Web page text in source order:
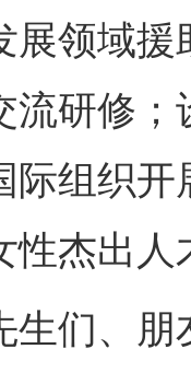
展领域援
研修；
际组织
性杰出人
们、朋